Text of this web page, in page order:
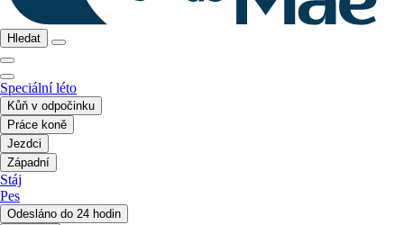
Hledat
Speciální léto
Kůň v odpočinku
Práce koně
Jezdci
Západní
Stáj
Pes
Odesláno do 24 hodin